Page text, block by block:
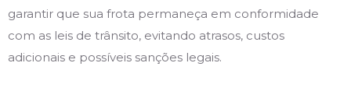
garantir que sua frota permaneça em conformidade
com as leis de trânsito, evitando atrasos, custos
adicionais e possíveis sanções legais.